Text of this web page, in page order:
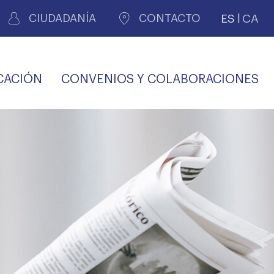
CIUDADANÍA CONTACTO ES CA
CONVENIOS Y COLABORACIONES
PERSONAL LABORAL
COMLL
SALUD Y APOYO AL
AGENCIA DE
VIDA
PROFESIONAL
OFERTAS Y
TRANSPARENCIA
TRÁMITES CONSULTA
MÉDICA